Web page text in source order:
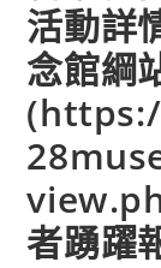
活動詳
念館綱
者踴躍